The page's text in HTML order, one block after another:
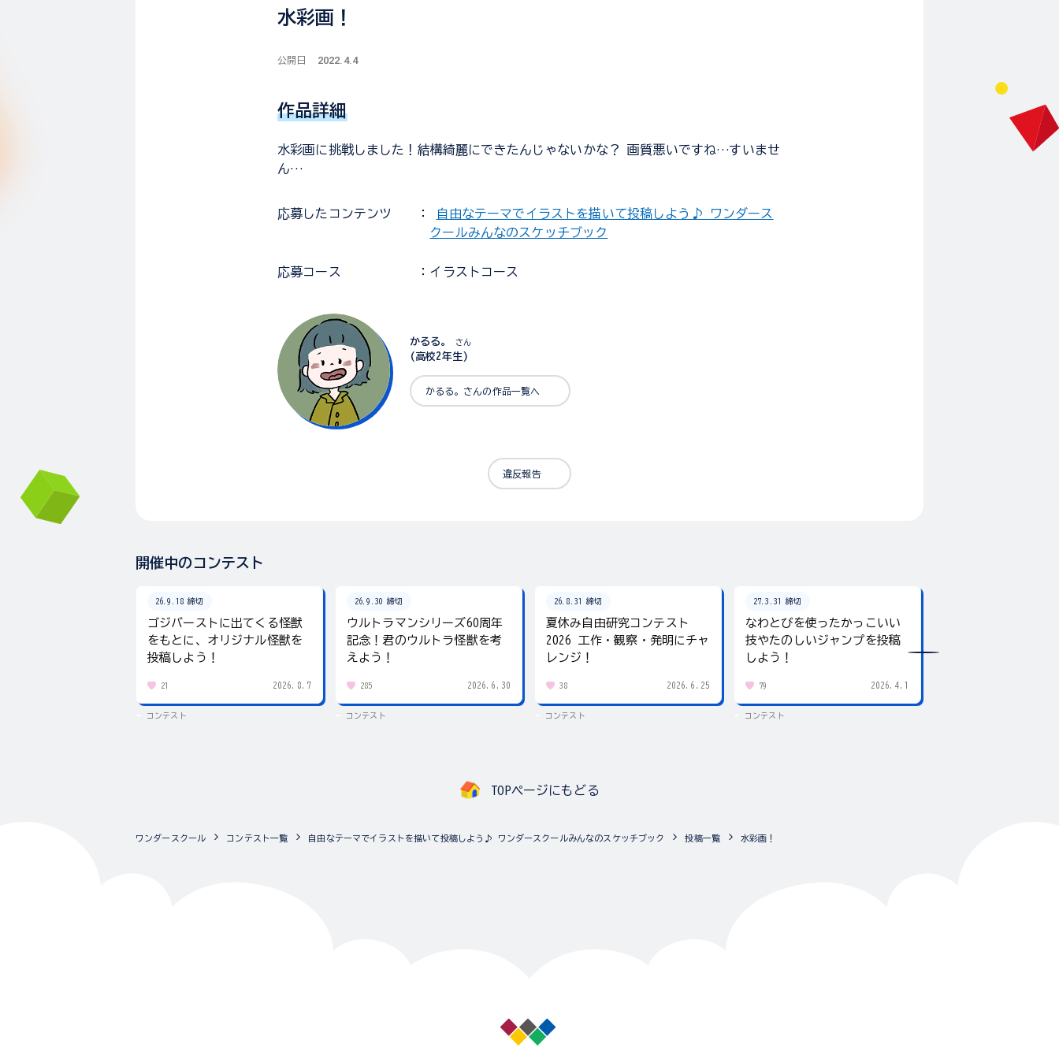
水彩画！
公開日 2022.4.4
作品詳細
水彩画に挑戦しました！結構綺麗にできたんじゃないかな？ 画質悪いですね…すいませ
ん…
応募した コンテンツ ：
自由なテーマでイラストを描いて投稿しよう♪ ワンダース
クールみんなのスケッチブック
応募コース ：イラストコース
かるる。 さん
(高校2年生)
かるる。さんの作品一覧へ
違反報告
開催中のコンテスト
26.9.18 締切
ゴジバーストに出てくる怪獣
をもとに、オリジナル怪獣を
投稿しよう！
21 2026.8.7
コンテスト
26.9.30 締切
ウルトラマンシリーズ60周年
記念！君のウルトラ怪獣を考
えよう！
285 2026.6.30
コンテスト
26.8.31 締切
夏休み自由研究コンテスト
2026 工作・観察・発明にチャ
レンジ！
38 2026.6.25
コンテスト
27.3.31 締切
なわとびを使ったかっこいい
技やたのしいジャンプを投稿
しよう！
79 2026.4.1
コンテスト
TOPページにもどる
ワンダースクール コンテスト一覧 自由なテーマでイラストを描いて投稿しよう♪ ワンダースクールみんなのスケッチブック 投稿一覧 水彩画！